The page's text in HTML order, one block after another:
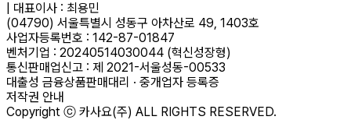
대표이사 : 최용민
(04790) 서울특별시 성동구 아차산로 49, 1403호
사업자등록번호 : 142-87-01847
벤처기업 : 20240514030044 (혁신성장형)
통신판매업신고 : 제 2021-서울성동-00533
대출성 금융상품판매대리 · 중개업자 등록증
저작권 안내
Copyright ⓒ 카사요(주) ALL RIGHTS RESERVED.